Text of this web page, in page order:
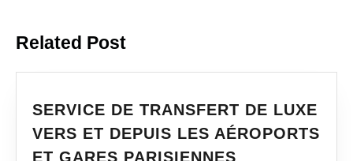
Related Post
SERVICE DE TRANSFERT DE LUXE
VERS ET DEPUIS LES AÉROPORTS
ET GARES PARISIENNES